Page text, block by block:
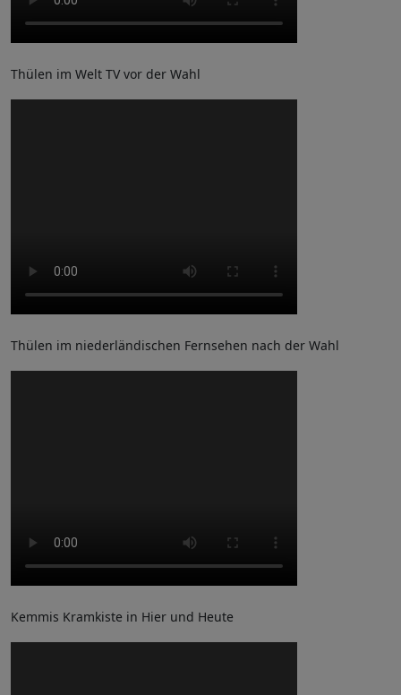
Thülen im Welt TV vor der Wahl
Thülen im niederländischen Fernsehen nach der Wahl
Kemmis Kramkiste in Hier und Heute